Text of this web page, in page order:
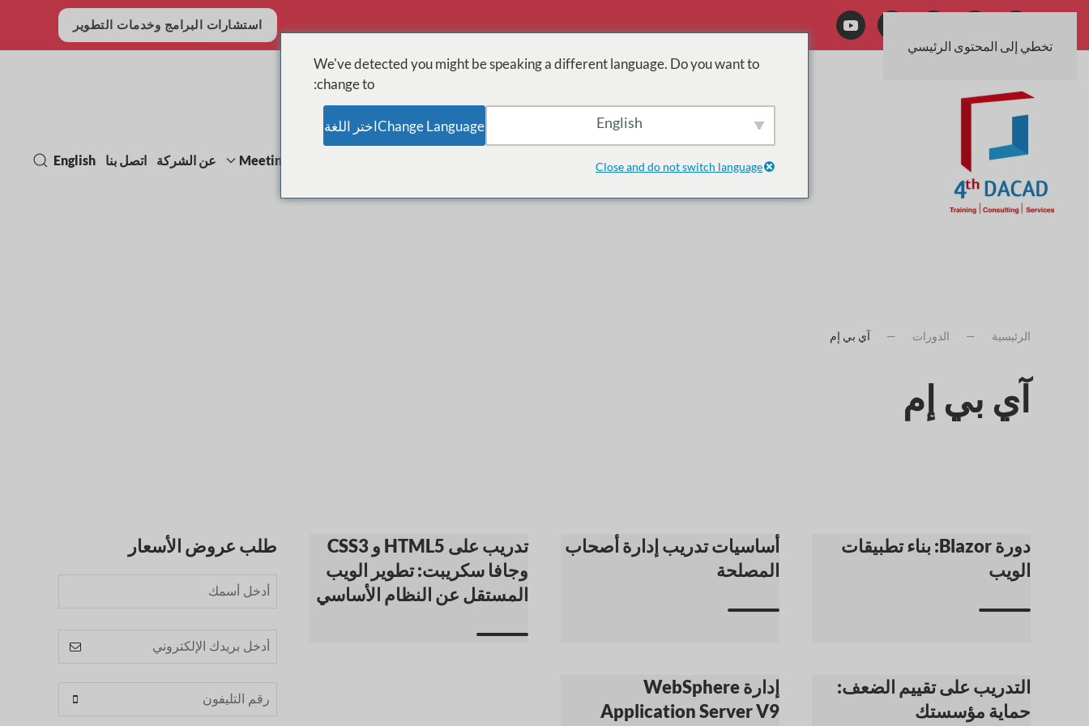
تخطي إلى المحتوى الرئيسي
استشارات البرامج وخدمات التطوير
الصفحة الرئيسية Meetings, events & experiences Solutions عن الشركة اتصل بنا English
الرئيسية الدورات آي بي إم
آي بي إم
دورة Blazor: بناء تطبيقات
الويب
أساسيات تدريب إدارة أصحاب
المصلحة
تدريب على HTML5 و CSS3
وجافا سكريبت: تطوير الويب
المستقل عن النظام الأساسي
التدريب على تقييم الضعف:
حماية مؤسستك
إدارة WebSphere
Application Server V9
طلب عروض الأسعار
Business
Email
We've detected you might be speaking a different language. Do you want to
change to:
English Change Languageاختر اللغة
Close and do not switch language